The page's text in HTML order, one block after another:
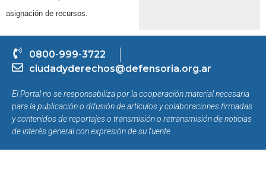
asignación de recursos.
0800-999-3722
ciudadyderechos@defensoria.org.ar
El Portal no se responsabiliza por la cooperación material necesaria
para la publicación o difusión de artículos y colaboraciones firmadas
y contenidos de reportajes o transmisión o retransmisión de noticias
de interés general con expresión de su fuente.